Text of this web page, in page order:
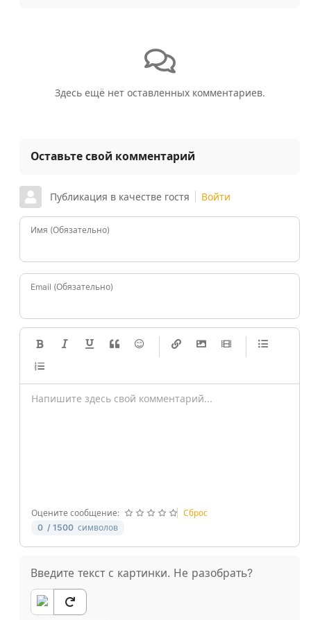
Здесь ещё нет оставленных комментариев.
Оставьте свой комментарий
Публикация в качестве гостя Войти
Имя (Обязательно)
Email (Обязательно)
-
-
-
-
-
Оцените сообщение:
Сброс
0 / 1500 символов
Введите текст с картинки. Не разобрать?